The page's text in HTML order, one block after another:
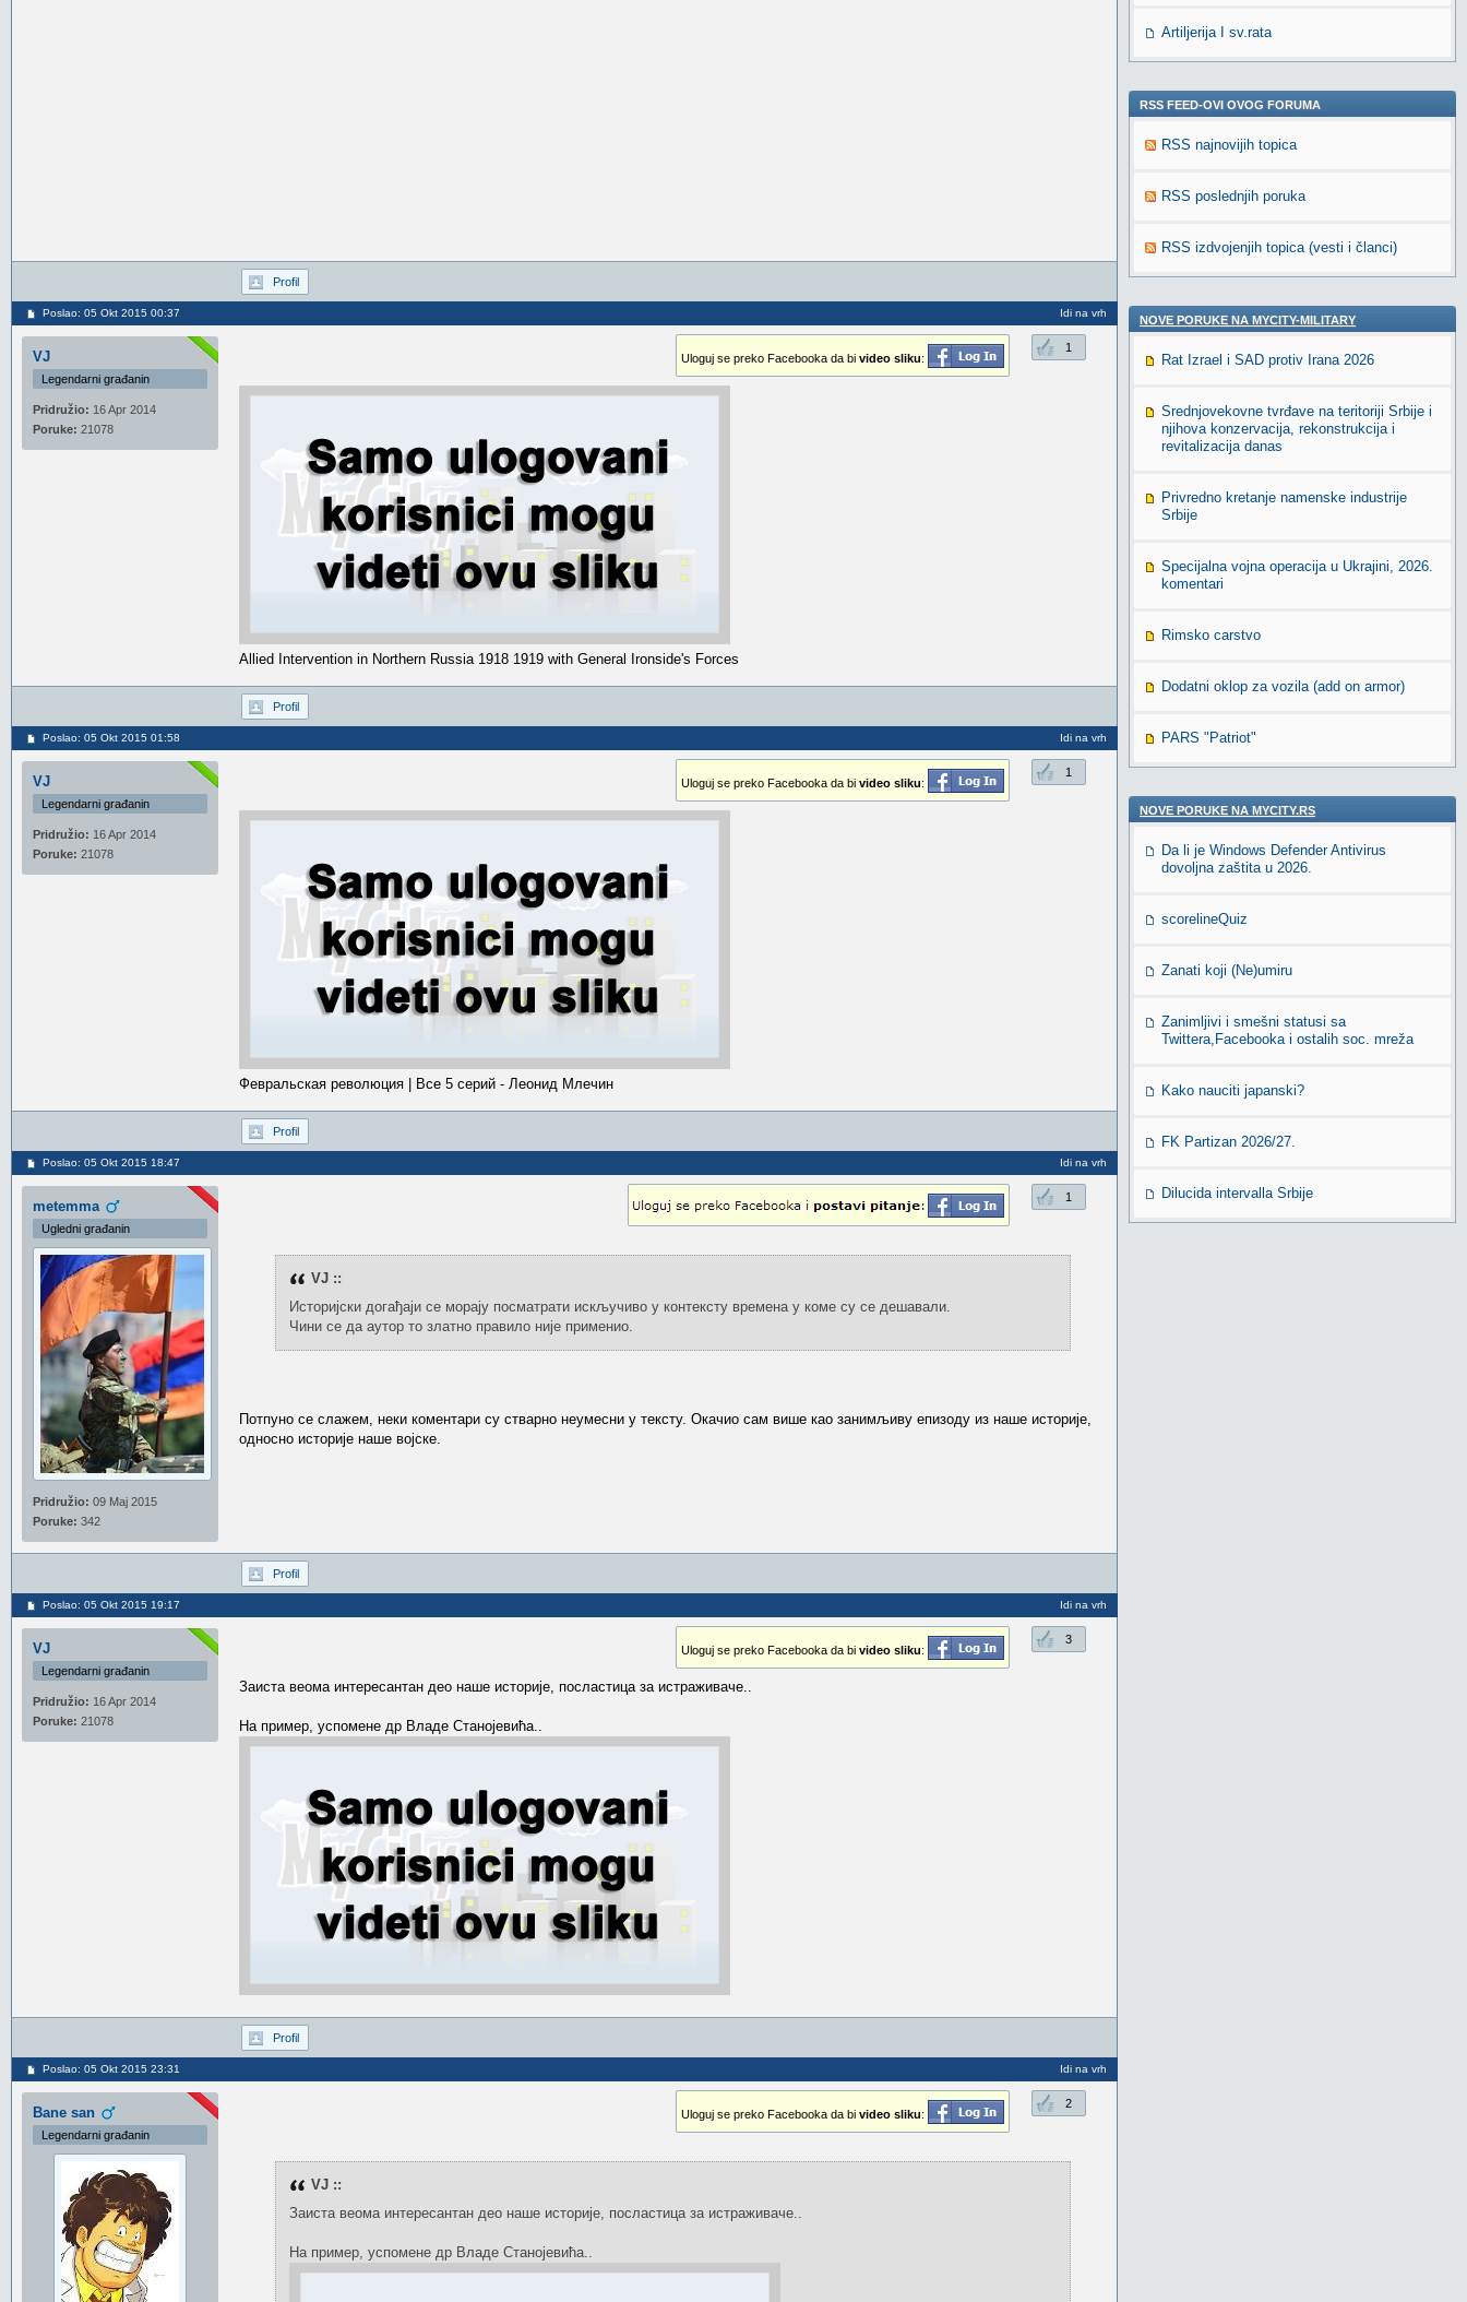
Profil
Poslao: 05 Okt 2015 00:37 Idi na vrh
VJ
Legendarni građanin
Pridružio: 16 Apr 2014
Poruke: 21078
1
Uloguj se preko Facebooka da bi video sliku:
Allied Intervention in Northern Russia 1918 1919 with General Ironside's Forces
Profil
Poslao: 05 Okt 2015 01:58 Idi na vrh
VJ
Legendarni građanin
Pridružio: 16 Apr 2014
Poruke: 21078
1
Uloguj se preko Facebooka da bi video sliku:
Февральская революция | Все 5 серий - Леонид Млечин
Profil
Poslao: 05 Okt 2015 18:47 Idi na vrh
metemma
Ugledni građanin
Pridružio: 09 Maj 2015
Poruke: 342
1
VJ ::
Историјски догађаји се морају посматрати искључиво у контексту времена у коме су се дешавали.
Чини се да аутор то златно правило није применио.
Потпуно се слажем, неки коментари су стварно неумесни у тексту. Окачио сам више као занимљиву епизоду из наше историје,
односно историје наше војске.
Profil
Poslao: 05 Okt 2015 19:17 Idi na vrh
VJ
Legendarni građanin
Pridružio: 16 Apr 2014
Poruke: 21078
3
Uloguj se preko Facebooka da bi video sliku:
Заиста веома интересантан део наше историје, посластица за истраживаче..
На пример, успомене др Владе Станојевића..
Profil
Poslao: 05 Okt 2015 23:31 Idi na vrh
Bane san
Legendarni građanin
2
Uloguj se preko Facebooka da bi video sliku:
VJ ::
Заиста веома интересантан део наше историје, посластица за истраживаче..
На пример, успомене др Владе Станојевића..
Artiljerija I sv.rata
RSS FEED-OVI OVOG FORUMA
RSS najnovijih topica
RSS poslednjih poruka
RSS izdvojenjih topica (vesti i članci)
NOVE PORUKE NA MYCITY-MILITARY
Rat Izrael i SAD protiv Irana 2026
Srednjovekovne tvrđave na teritoriji Srbije i
njihova konzervacija, rekonstrukcija i
revitalizacija danas
Privredno kretanje namenske industrije
Srbije
Specijalna vojna operacija u Ukrajini, 2026.
komentari
Rimsko carstvo
Dodatni oklop za vozila (add on armor)
PARS "Patriot"
NOVE PORUKE NA MYCITY.RS
Da li je Windows Defender Antivirus
dovoljna zaštita u 2026.
scorelineQuiz
Zanati koji (Ne)umiru
Zanimljivi i smešni statusi sa
Twittera,Facebooka i ostalih soc. mreža
Kako nauciti japanski?
FK Partizan 2026/27.
Dilucida intervalla Srbije